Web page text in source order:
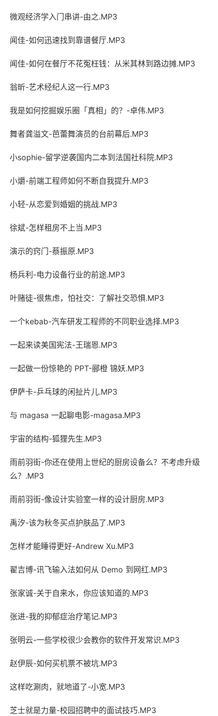
微观经济学入门串讲-由之.MP3
闻佳-如何迅速找到靠谱餐厅.MP3
闻佳-如何在餐厅不花冤枉钱：从米其林到路边摊.MP3
翁昕-艺术经纪人这一行.MP3
我是如何挖掘娱乐圈「真相」的？-卓伟.MP3
舞者龚溢文-芭蕾舞演员的台前幕后.MP3
小sophie-留学逆袭国内二本到法国社科院.MP3
小爝-前端工程师如何不断自我提升.MP3
小轻-从恋爱到婚姻的挑战.MP3
徐斌-怎样租房不上当.MP3
演示的窍门-蔡振原.MP3
杨兵利-电力设备行业的前途.MP3
叶赌徒-很焦虑，怕社交：了解社交恐惧.MP3
一个kebab-汽车研发工程师的不同职业选择.MP3
一起来读美国宪法-王瑞恩.MP3
一起做一份惊艳的 PPT-郦橙 锦妖.MP3
伊萨卡-乒乓球的闲扯片儿.MP3
与 magasa 一起聊电影-magasa.MP3
宇宙的结构-狐狸先生.MP3
雨前羽街-你还在使用上世纪的厨房设备么？不考虑升级
么？.MP3
雨前羽街-像设计实验室一样的设计厨房.MP3
禹汐-该为秋冬买点护肤品了.MP3
怎样才能睡得更好-Andrew Xu.MP3
翟吉博-讯飞输入法如何从 Demo 到网红.MP3
张家诚-关于自来水，你应该知道的.MP3
张进-我的抑郁症治疗笔记.MP3
张明云-一些学校很少会教你的软件开发常识.MP3
赵伊辰-如何买机票不被坑.MP3
这样吃涮肉，就地道了-小宽.MP3
芝士就是力量-校园招聘中的面试技巧.MP3